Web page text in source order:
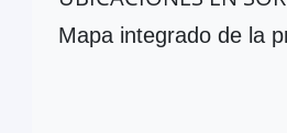
Mapa integrado de la